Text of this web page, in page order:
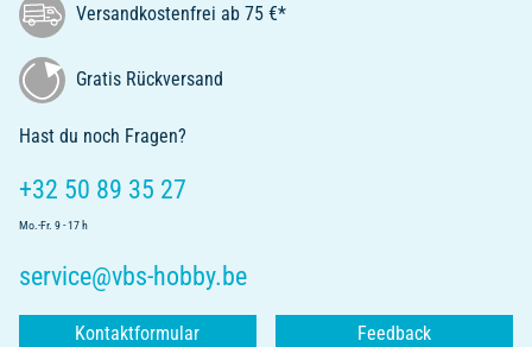
Versandkostenfrei ab 75 €*
Gratis Rückversand
Hast du noch Fragen?
+32 50 89 35 27
Mo.-Fr. 9 - 17 h
service@vbs-hobby.be
Kontaktformular Feedback